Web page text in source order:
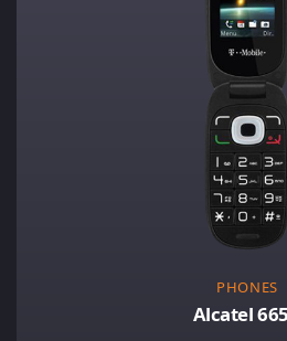
PHONES
Alcatel